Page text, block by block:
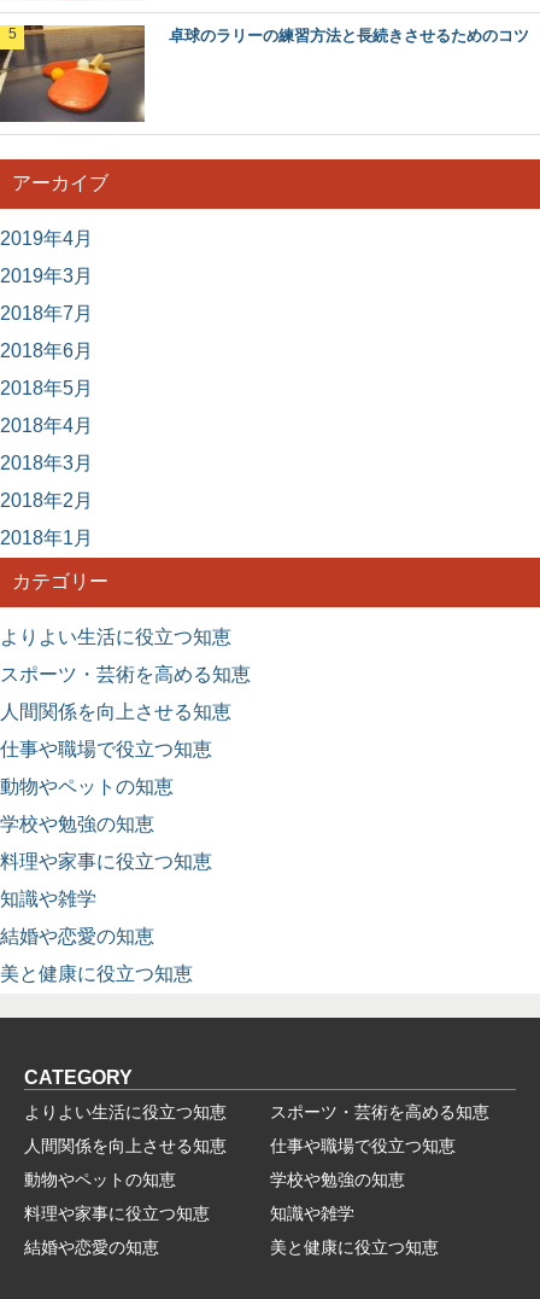
卓球のラリーの練習方法と長続きさせるためのコツ
アーカイブ
2019年4月
2019年3月
2018年7月
2018年6月
2018年5月
2018年4月
2018年3月
2018年2月
2018年1月
カテゴリー
よりよい生活に役立つ知恵
スポーツ・芸術を高める知恵
人間関係を向上させる知恵
仕事や職場で役立つ知恵
動物やペットの知恵
学校や勉強の知恵
料理や家事に役立つ知恵
知識や雑学
結婚や恋愛の知恵
美と健康に役立つ知恵
CATEGORY
よりよい生活に役立つ知恵
スポーツ・芸術を高める知恵
人間関係を向上させる知恵
仕事や職場で役立つ知恵
動物やペットの知恵
学校や勉強の知恵
料理や家事に役立つ知恵
知識や雑学
結婚や恋愛の知恵
美と健康に役立つ知恵